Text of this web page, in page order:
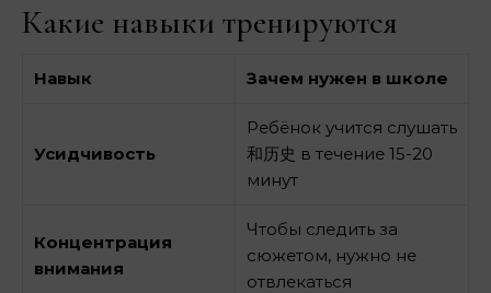
Какие навыки тренируются
Навык Зачем нужен в школе
Усидчивость
Ребёнок учится слушать
和历史 в течение 15-20
минут
Концентрация
внимания
Чтобы следить за
сюжетом, нужно не
отвлекаться